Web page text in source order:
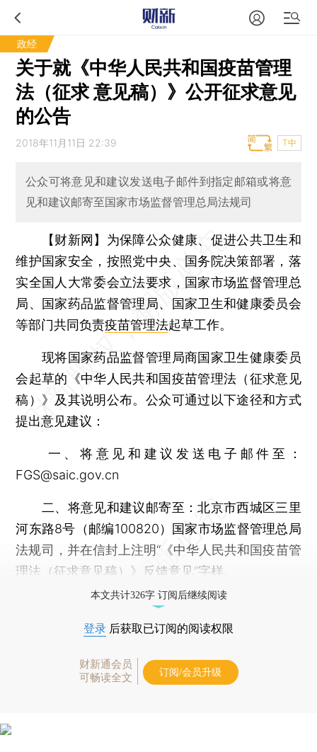
政经
关于就《中华人民共和国疫苗管理
法（征求 意见稿）》公开征求意见
的公告
2018年11月11日 22:39 T中
公众可将意见和建议发送电子邮件到指定邮箱或将意
见和建议邮寄至国家市场监督管理总局法规司
【财新网】 为保障公众健康、促进公共卫生和
维护国家安全，按照党中央、国务院决策部署，落
实全国人大常委会立法要求，国家市场监督管理总
局、国家药品监督管理局、国家卫生和健康委员会
等部门共同负责疫苗管理法起草工作。
现将国家药品监督管理局商国家卫生健康委员
会起草的《中华人民共和国疫苗管理法（征求意见
稿）》及其说明公布。公众可通过以下途径和方式
提出意见建议：
一、将意见和建议发送电子邮件至：
FGS@saic.gov.cn
二、将意见和建议邮寄至：北京市西城区三里
河东路8号（邮编100820）国家市场监督管理总局
法规司，并在信封上注明“《中华人民共和国疫苗管
理法（征求意见稿）》反馈意见”字样。
本文共计326字 订阅后继续阅读
登录 后获取已订阅的阅读权限
财新通会员
可畅读全文
订阅/会员升级